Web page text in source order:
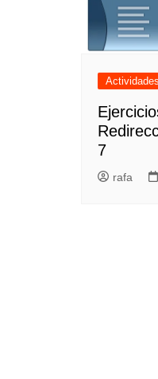
Actividades
7
rafa